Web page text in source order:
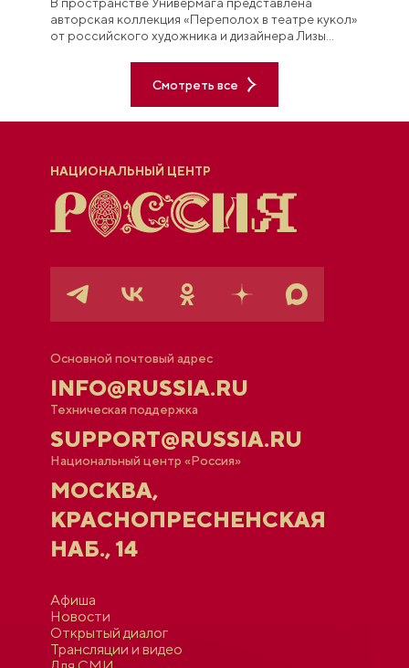
авторская коллекция «Переполох в театре кукол»
от российского художника и дизайнера Лизы
Смотреть все
НАЦИОНАЛЬНЫЙ ЦЕНТР
Основной почтовый адрес
INFO@RUSSIA.RU
Техническая поддержка
SUPPORT@RUSSIA.RU
Национальный центр «Россия»
МОСКВА,
КРАСНОПРЕСНЕНСКАЯ
НАБ., 14
Афиша
Новости
Открытый диалог
Трансляции и видео